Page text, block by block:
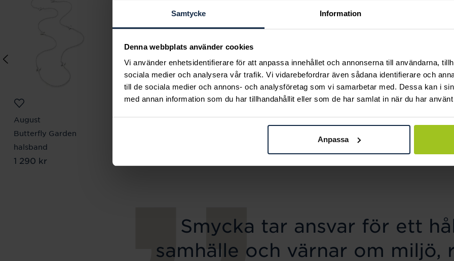
Samtycke Information
Denna webbplats använder cookies
Vi använder enhetsidentifierare för att anpassa innehållet och annonserna till användarna,
sociala medier och analysera vår trafik. Vi vidarebefordrar även sådana identifierare och
till de sociala medier och annons- och analysföretag som vi samarbetar med. Dessa kan i
med annan information som du har tillhandahållit eller som de har samlat in när du har
Anpassa
August
Butterfly Garden
halsband
Pris:1 290 kr
1 290 kr
August
August
August
Pris
2 000 kr
Smycka tar ansvar för ett
samhälle och värnar om miljö,